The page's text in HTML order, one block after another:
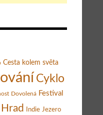
Cesta kolem světa
Cyklo
Dovolená Festival
Hrad Indie Jezero